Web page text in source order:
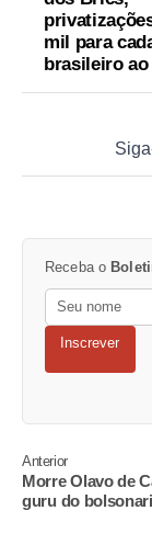
mil para
brasileiro
Receba o
Inscrever
Anterior
Morre Olavo de
guru do